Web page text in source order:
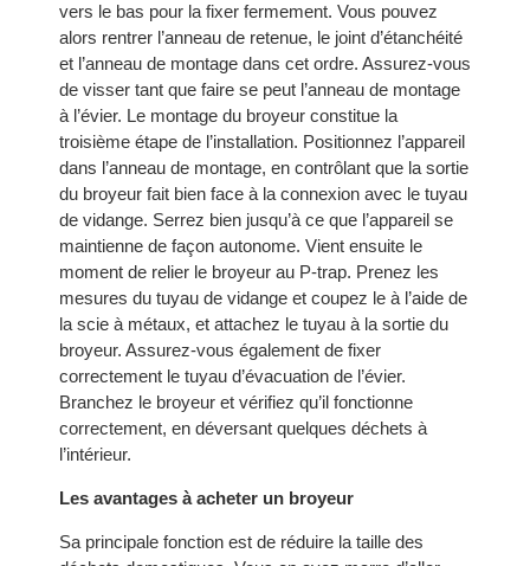
vers le bas pour la fixer fermement. Vous pouvez
alors rentrer l’anneau de retenue, le joint d’étanchéité
et l’anneau de montage dans cet ordre. Assurez-vous
de visser tant que faire se peut l’anneau de montage
à l’évier. Le montage du broyeur constitue la
troisième étape de l’installation. Positionnez l’appareil
dans l’anneau de montage, en contrôlant que la sortie
du broyeur fait bien face à la connexion avec le tuyau
de vidange. Serrez bien jusqu’à ce que l’appareil se
maintienne de façon autonome. Vient ensuite le
moment de relier le broyeur au P-trap. Prenez les
mesures du tuyau de vidange et coupez le à l’aide de
la scie à métaux, et attachez le tuyau à la sortie du
broyeur. Assurez-vous également de fixer
correctement le tuyau d’évacuation de l’évier.
Branchez le broyeur et vérifiez qu’il fonctionne
correctement, en déversant quelques déchets à
l’intérieur.
Les avantages à acheter un broyeur
Sa principale fonction est de réduire la taille des